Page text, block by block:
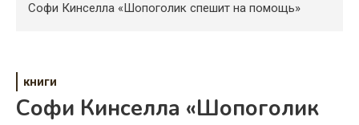
Софи Кинселла «Шопоголик спешит на помощь»
книги
Софи Кинселла «Шопоголик